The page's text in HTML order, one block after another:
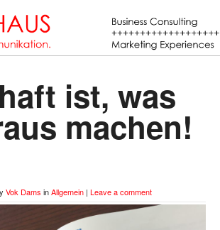
ist, was
machen!
Vok Dams inAllgemein | Leave a comment